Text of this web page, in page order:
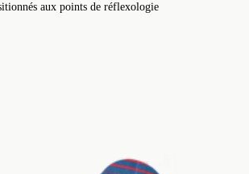
aux points de réflexologie